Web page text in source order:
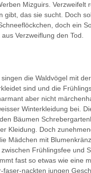
Mizguirs.
gibt, das sie sucht. Doch
doch ein
Verzweiflung den Tod.
die Waldvögel mit
sind und die
aber nicht
Winterkleidung bei.
Bäumen
Kleidung. Doch
Mädchen mit
Frühlingsfee und
fast so etwas wie eine
faser-nackten jungen